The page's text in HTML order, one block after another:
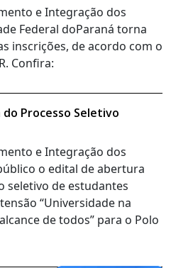
e Integração dos
Federal doParaná torna
inscrições, de acordo com o
Confira:
Processo Seletivo
e Integração dos
o edital de abertura
seletivo de estudantes
“Universidade na
de todos” para o Polo